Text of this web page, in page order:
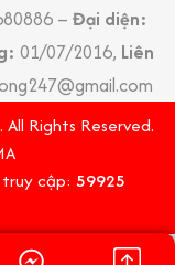
– Đại diện:
01/07/2016, Liên
. All Rights Reserved.
cập: 59925